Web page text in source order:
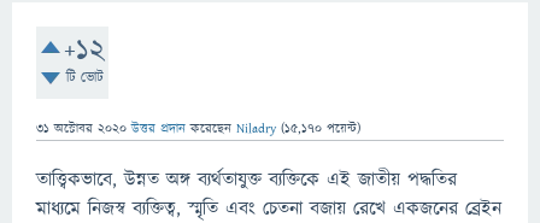
+12
টি ভোট
31 অক্টোবর 2020 উত্তর প্রদান করেছেন Niladry (15,170 পয়েন্ট)
তাত্ত্বিকভাবে, উন্নত অঙ্গ ব্যর্থতাযুক্ত ব্যক্তিকে এই জাতীয় পদ্ধতির
মাধ্যমে নিজস্ব ব্যক্তিত্ব, স্মৃতি এবং চেতনা বজায় রেখে একজনের ব্রেইন